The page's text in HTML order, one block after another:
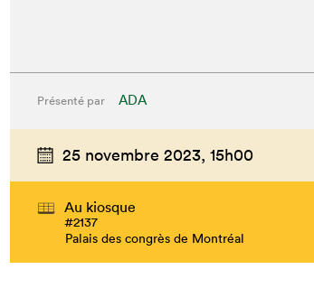
Présenté par ADA
25 novembre 2023, 15h00
Au kiosque
#2137
Palais des congrès de Montréal